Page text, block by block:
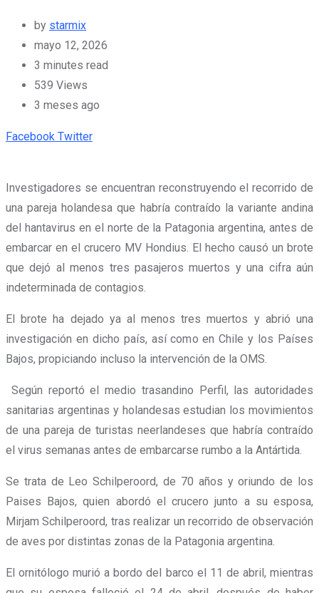
by starmix
mayo 12, 2026
3 minutes read
539 Views
3 meses ago
Facebook TwitterPinterest
Whatsapp
Cloud
StumbleUpon
Print
Share
Investigadores se encuentran reconstruyendo el recorrido de
una pareja holandesa que habría contraído la variante andina
del hantavirus en el norte de la Patagonia argentina, antes de
embarcar en el crucero MV Hondius. El hecho causó un brote
que dejó al menos tres pasajeros muertos y una cifra aún
indeterminada de contagios.
El brote ha dejado ya al menos tres muertos y abrió una
investigación en dicho país, así como en Chile y los Países
Bajos, propiciando incluso la intervención de la OMS.
Según reportó el medio trasandino Perfil, las autoridades
sanitarias argentinas y holandesas estudian los movimientos
de una pareja de turistas neerlandeses que habría contraído
el virus semanas antes de embarcarse rumbo a la Antártida.
Se trata de Leo Schilperoord, de 70 años y oriundo de los
Paises Bajos, quien abordó el crucero junto a su esposa,
Mirjam Schilperoord, tras realizar un recorrido de observación
de aves por distintas zonas de la Patagonia argentina.
El ornitólogo murió a bordo del barco el 11 de abril, mientras